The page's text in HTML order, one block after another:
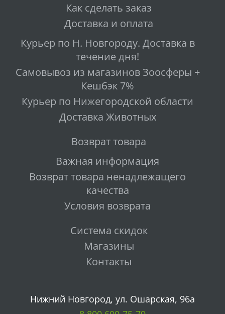
Как сделать заказ
Доставка и оплата
Курьер по Н. Новгороду. Доставка в
течение дня!
Самовывоз из магазинов Зоосферы +
Кешбэк 7%
Курьер по Нижегородской области
Доставка Животных
Возврат товара
Важная информация
Возврат товара ненадлежащего
качества
Условия возврата
Система скидок
Магазины
Контакты
Нижний Новгород, ул. Ошарская, 96а